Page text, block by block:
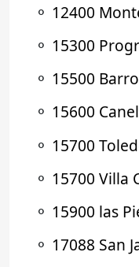
⚬ 12400
⚬ 15300
⚬ 15500
⚬ 15600
⚬ 15700
⚬ 15700 Villa
⚬ 15900 las
⚬ 17088 San